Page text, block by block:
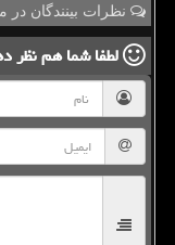
نظرات بینندگان
لطفا شما همنظر